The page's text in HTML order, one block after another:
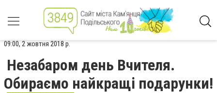
09:00, 2 жовтня 2018 р.
Незабаром день Вчителя.
Обираємо найкращі подарунки!